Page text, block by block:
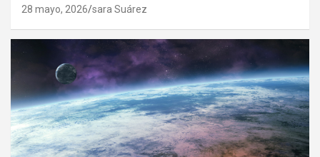
28 mayo, 2026 sara Suárez